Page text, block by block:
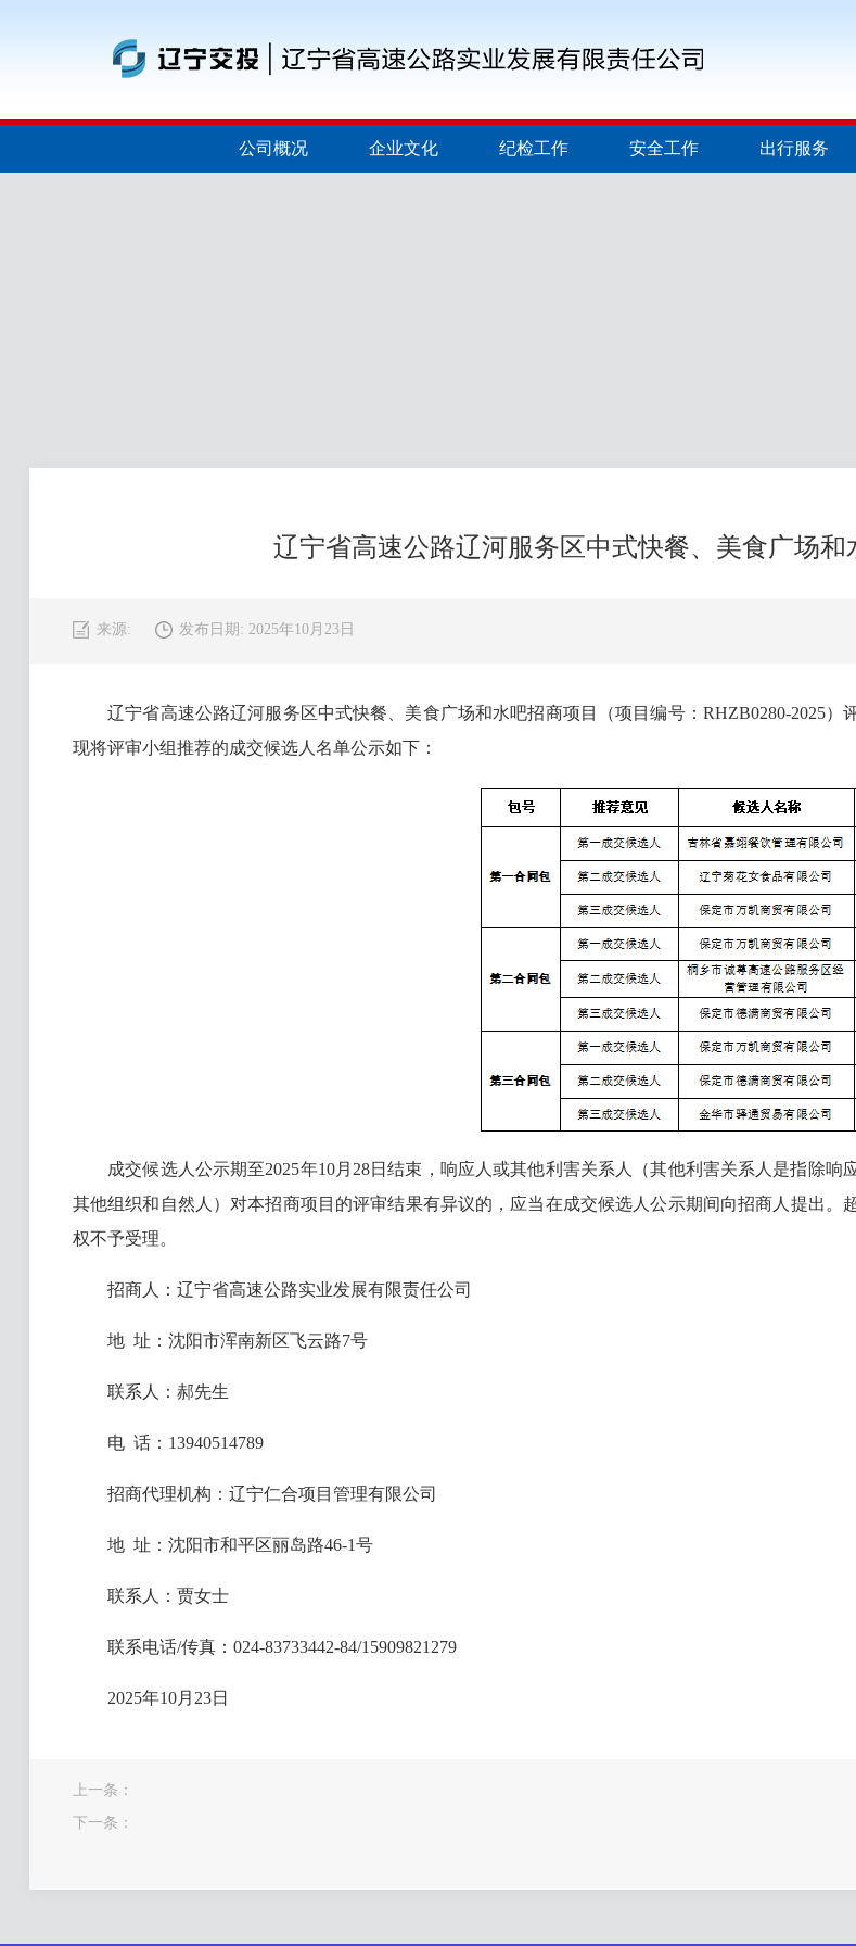
公司概况 企业文化 纪检工作 安全工作 出行服务
辽宁省高速公路辽河服务区中式快餐、美食广场
来源: 发布日期: 2025年10月23日
辽宁省高速公路辽河服务区中式快餐、美食广场和水吧招商项目（项目编号：RHZB0280-2025）
现将评审小组推荐的成交候选人名单公示如下：
成交候选人公示期至2025年10月28日结束，响应人或其他利害关系人（其他利害关系人是指除响
其他组织和自然人）对本招商项目的评审结果有异议的，应当在成交候选人公示期间向招商人提出
权不予受理。
招商人：辽宁省高速公路实业发展有限责任公司
地 址：沈阳市浑南新区飞云路7号
联系人：郝先生
电 话：13940514789
招商代理机构：辽宁仁合项目管理有限公司
地 址：沈阳市和平区丽岛路46-1号
联系人：贾女士
联系电话/传真：024-83733442-84/15909821279
2025年10月23日
上一条：
下一条：